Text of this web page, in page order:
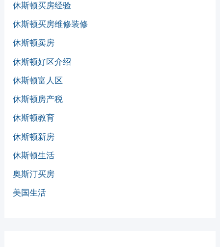
休斯顿买房经验
休斯顿买房维修装修
休斯顿卖房
休斯顿好区介绍
休斯顿富人区
休斯顿房产税
休斯顿教育
休斯顿新房
休斯顿生活
奥斯汀买房
美国生活